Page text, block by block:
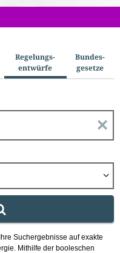
Regelungs­
entwürfe
Bundes­
gesetze
n
g
a
Suchergebnisse auf exakte
Mithilfe der booleschen